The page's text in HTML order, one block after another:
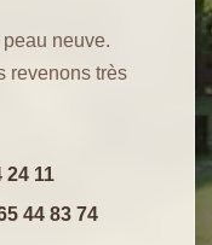
neuve.
revenons très
24 11
44 83 74